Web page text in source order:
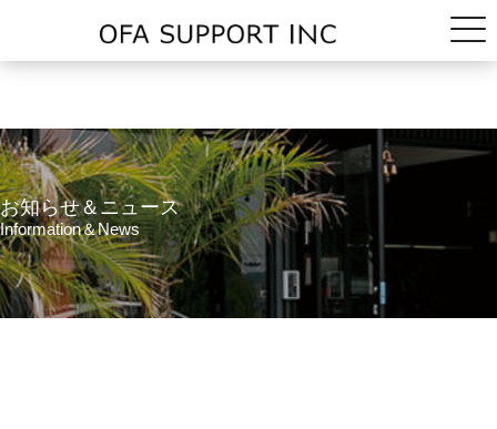
お知らせ＆ニュース
Information＆News